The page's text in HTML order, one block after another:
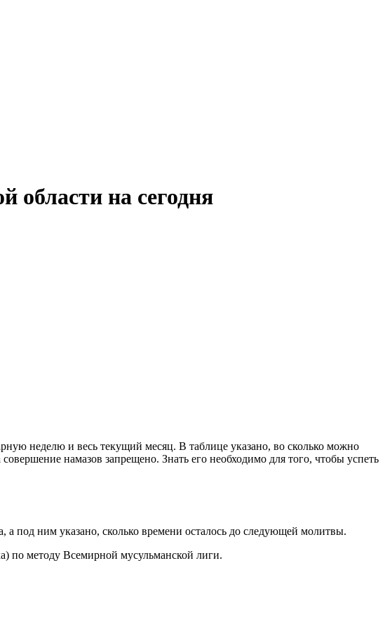
области на сегодня
неделю и весь текущий месяц. В таблице указано, во сколько можно
намазов запрещено. Знать его необходимо для того, чтобы успеть
под ним указано, сколько времени осталось до следующей молитвы.
по методу Всемирной мусульманской лиги.